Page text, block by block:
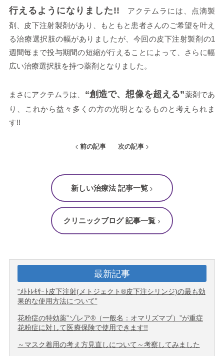
行えるようになりました!! アクテムラには、点滴製
剤、皮下注射製剤があり、もともと患者さんのご希望を叶え
る治療選択肢の幅がありましたが、今回の皮下注射製剤の1
週間毎まで投与期間の短縮が行えることによって、さらに幅
広い治療選択肢を持つ薬剤となりました。
まさにアクテムラは、 “創造で、想像を超える”薬剤であ
り、これから益々多くの方の光明となるものと考えられま
す!!
前の記事 次の記事
新しい治療法 記事一覧
クリニックブログ 記事一覧
最新記事
“ﾒﾄﾄﾚｷｻｰﾄ皮下注射(メトジェクト®皮下注シリンジ)の最も効
果的な使用方法について”
花粉症の特効薬”ゾレア®（一般名：オマリズマブ）”が重症
花粉症に対して医療保険で使用できます!!
～マスク着用の考え方見直しについて～考察してみました